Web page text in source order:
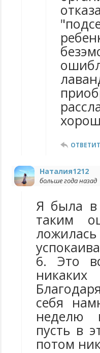
Наталия1212
больше года назад
Я была в
таким
6. Это
себя
неделю
пусть в
потом